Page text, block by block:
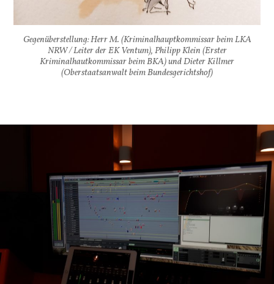
Gegenüberstellung: Herr M. (Kriminalhauptkommissar beim LKA
NRW / Leiter der EK Ventum), Philipp Klein (Erster
Kriminalhautkommissar beim BKA) und Dieter Killmer
(Oberstaatsanwalt beim Bundesgerichtshof)